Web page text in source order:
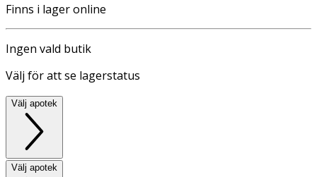
Finns i lager online
Ingen vald butik
Välj för att se lagerstatus
Välj apotek
Välj apotek